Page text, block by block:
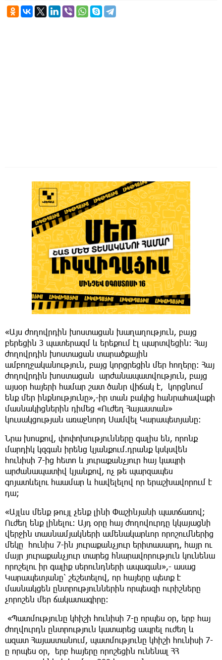
«Այս ժողովրդին խոստացան խաղաղություն, բայց
բերեցին 3 պատերազմ և երեքում էլ պարտվեցին։ Հայ
ժողովրդին խոստացան տարածքային
ամբողջականություն, բայց կորցրեցին մեր հողերը։ Հայ
ժողովրդին խոստացան արժանապատվություն, բայց
այսօր հայերի համար շատ ծանր վիճակ է, կորցնում
ենք մեր ինքնությունը»,-իր տան բակից հանրահավաքի
մասնակիցներին դիմեց «Ուժեղ Հայաստան»
կուսակցության առաջնորդ Սամվել Կարապետյանը։
Նրա խոսքով, փոփոխությունները գալիս են, որոնք
մարդիկ կզգան իրենց կյանքում.դրանք կսկսվեն
հունիսի 7-ից հետո և յուրաքանչյուր հայ կապրի
արժանապատիվ կյանքով, ոչ թե պարզապես
գոյատևելու հաամար և հավելելով որ երաշխավորում է
դա;
«Այլևս մենք թույլ չենք լինի Փաշինյանի պատճառով;
Ուժեղ ենք լինելու։ Այդ օրը հայ ժողովուրդը կկայացնի
վերջին տասնամյակների ամենակարևոր որոշումներից
մեկը հունիս 7-ին յուրաքանչյուր երիտասարդ, հայր ու
մայր յուրաքանչյուր տարեց հնարավորություն կունենա
որոշելու իր գալիք սերունդների ապագան»,- ասաց
Կարապետյանը՝ շեշետելով, որ հայերը պետք է
մասնակցեն ընտրություններին որպեսզի ուրիշները
չորոշեն մեր ճակատագիրը։
«Պատմությունը կհիշի հունիսի 7-ը որպես օր, երբ հայ
ժողվուրդն ընտրություն կատարեց ապրել ուժեղ և
ազատ Հայաստանում, պատմությունը կհիշի հունիսի 7-
ը որպես օր, երբ հայերը որոշեցին ունենալ ՀՀ